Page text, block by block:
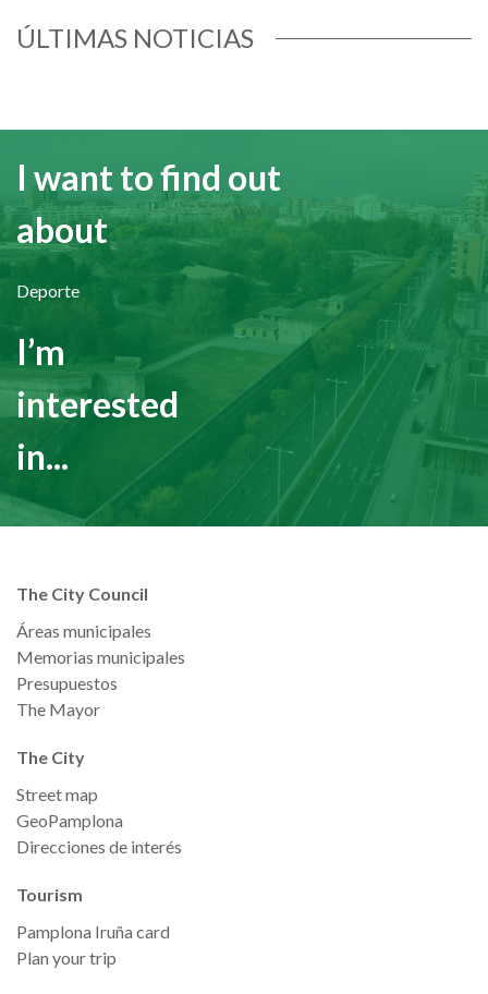
ÚLTIMAS NOTICIAS
I want to find out
about
Deporte
I’m
interested
in...
The City Council
Áreas municipales
Memorias municipales
Presupuestos
The Mayor
The City
Street map
GeoPamplona
Direcciones de interés
Tourism
Pamplona Iruña card
Plan your trip